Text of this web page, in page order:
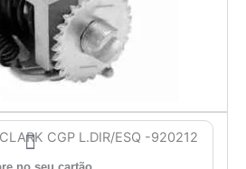
CGP L.DIR/ESQ -920212